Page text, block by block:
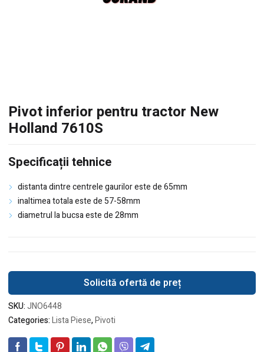
Pivot inferior pentru tractor New
Holland 7610S
Specificații tehnice
distanta dintre centrele gaurilor este de 65mm
inaltimea totala este de 57-58mm
diametrul la bucsa este de 28mm
Solicită ofertă de preț
SKU:JNO6448
Categories:Lista Piese,Pivoti